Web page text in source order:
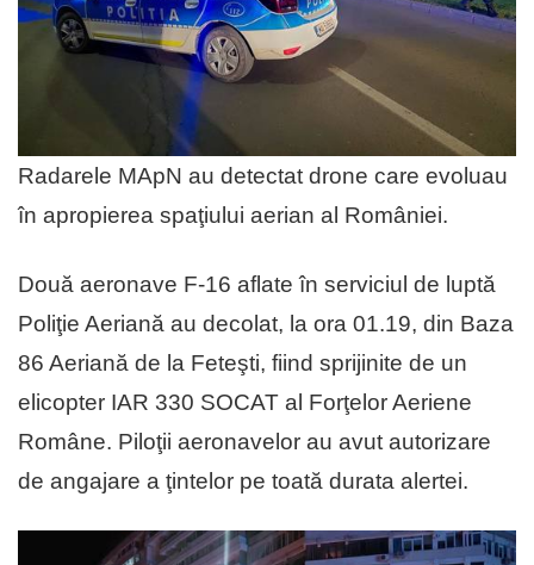
Radarele MApN au detectat drone care evoluau
în apropierea spaţiului aerian al României.
Două aeronave F-16 aflate în serviciul de luptă
Poliţie Aeriană au decolat, la ora 01.19, din Baza
86 Aeriană de la Feteşti, fiind sprijinite de un
elicopter IAR 330 SOCAT al Forţelor Aeriene
Române. Piloţii aeronavelor au avut autorizare
de angajare a ţintelor pe toată durata alertei.